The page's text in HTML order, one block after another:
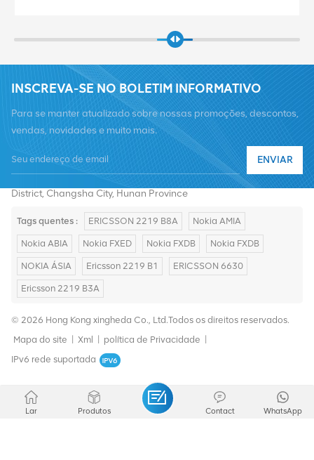
INSCREVA-SE NO BOLETIM INFORMATIVO
Para se manter atualizado sobre nossas promoções, descontos,
vendas, novidades e muito mais.
ENVIAR
E-mail :summer@chinaxingheda.com
Endereço : 2506 Xidi Building, No. 8 Fenglin Third Road,Yuelu
District, Changsha City, Hunan Province
Tags quentes : ERICSSON 2219 B8A Nokia AMIA
Nokia ABIA Nokia FXED Nokia FXDB Nokia FXDB
NOKIA ÁSIA Ericsson 2219 B1 ERICSSON 6630
Ericsson 2219 B3A
© 2026 Hong Kong xingheda Co., Ltd.Todos os direitos reservados.
Mapa do site
Xml política de Privacidade
IPv6 rede suportada
Lar Produtos WhatsApp
Contact